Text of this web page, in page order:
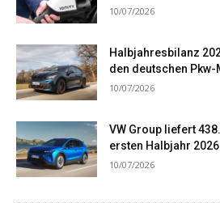
10/07/2026
Halbjahresbilanz
den deutschen Pkw-
10/07/2026
VW Group liefert
ersten Halbjahr
10/07/2026